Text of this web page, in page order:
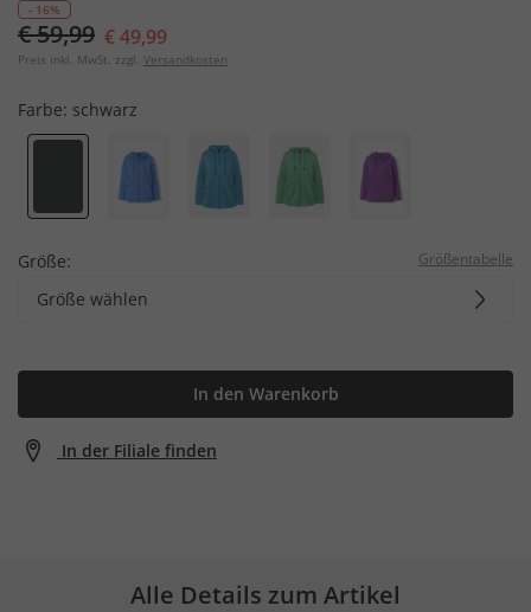
- 16%
€ 59,99 € 49,99
Preis inkl. MwSt. zzgl. Versandkosten
Farbe: schwarz
Größe: Größentabelle
Größe wählen
In den Warenkorb
In der Filiale finden
Alle Details zum Artikel